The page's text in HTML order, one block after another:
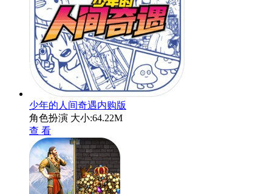
少年的人间奇遇内购版
角色扮演 大小:64.22M
查 看